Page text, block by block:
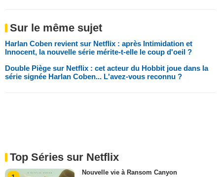
Sur le même sujet
Harlan Coben revient sur Netflix : après Intimidation et
Innocent, la nouvelle série mérite-t-elle le coup d'oeil ?
Double Piège sur Netflix : cet acteur du Hobbit joue dans la
série signée Harlan Coben... L'avez-vous reconnu ?
Top Séries sur Netflix
Nouvelle vie à Ransom Canyon